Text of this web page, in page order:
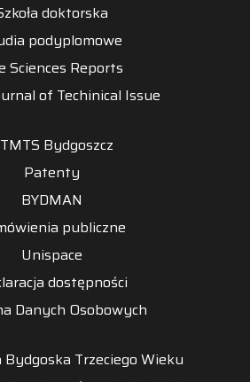
doktorska
podyplomowe
Sciences Reports
of Techinical Issue
Bydgoszcz
Patenty
BYDMAN
publiczne
Unispace
dostępności
Danych Osobowych
Trzeciego Wieku